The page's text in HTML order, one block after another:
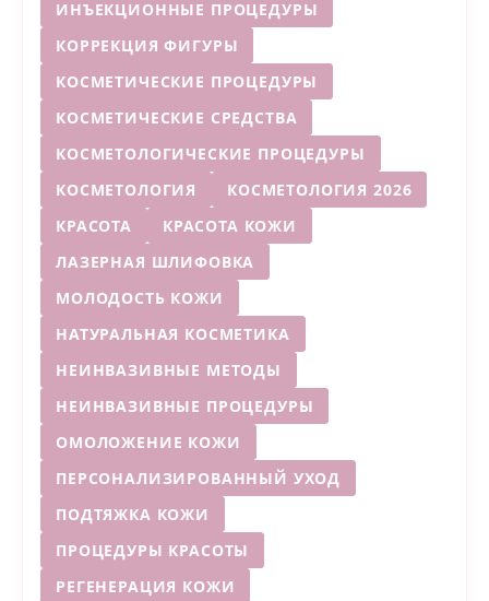
ИНЪЕКЦИОННЫЕ ПРОЦЕДУРЫ
КОРРЕКЦИЯ ФИГУРЫ
КОСМЕТИЧЕСКИЕ ПРОЦЕДУРЫ
КОСМЕТИЧЕСКИЕ СРЕДСТВА
КОСМЕТОЛОГИЧЕСКИЕ ПРОЦЕДУРЫ
КОСМЕТОЛОГИЯ
КОСМЕТОЛОГИЯ 2026
КРАСОТА
КРАСОТА КОЖИ
ЛАЗЕРНАЯ ШЛИФОВКА
МОЛОДОСТЬ КОЖИ
НАТУРАЛЬНАЯ КОСМЕТИКА
НЕИНВАЗИВНЫЕ МЕТОДЫ
НЕИНВАЗИВНЫЕ ПРОЦЕДУРЫ
ОМОЛОЖЕНИЕ КОЖИ
ПЕРСОНАЛИЗИРОВАННЫЙ УХОД
ПОДТЯЖКА КОЖИ
ПРОЦЕДУРЫ КРАСОТЫ
РЕГЕНЕРАЦИЯ КОЖИ